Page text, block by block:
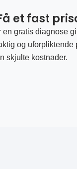
et fast
en gratis diagnose
og uforpliktende
skjulte kostnader.